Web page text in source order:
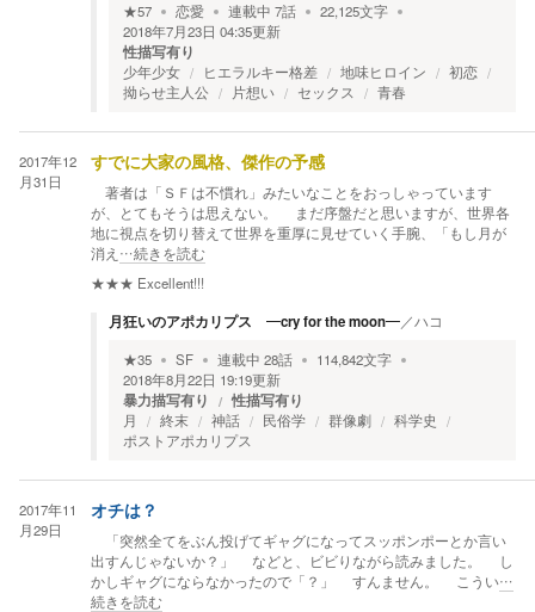
★57 恋愛 連載中 7話 22,125文字
2018年7月23日 04:35更新
性描写有り
少年少女 ヒエラルキー格差 地味ヒロイン
初恋
拗らせ主人公
片想い セックス 青春
2017年12
月31日
すでに大家の風格、傑作の予感
著者は「ＳＦは不慣れ」みたいなことをおっしゃっています
が、とてもそうは思えない。 まだ序盤だと思いますが、世界各
地に視点を切り替えて世界を重厚に見せていく手腕、「もし月が
消え …続きを読む
★★★ Excellent!!!
月狂いのアポカリプス ―cry for the moon―／ハコ
★35 SF 連載中 28話 114,842文字
2018年8月22日 19:19更新
暴力描写有り 性描写有り
月 終末 神話 民俗学 群像劇
科学史
ポストアポカリプス
2017年11
月29日
オチは？
「突然全てをぶん投げてギャグになってスッポンポーとか言い
出すんじゃないか？」 などと、ビビりながら読みました。 し
かしギャグにならなかったので「？」 すんません。 こうい…
続きを読む